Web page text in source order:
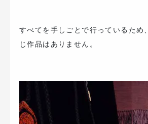
すべてを手しごとで行っているため
じ作品はありません。